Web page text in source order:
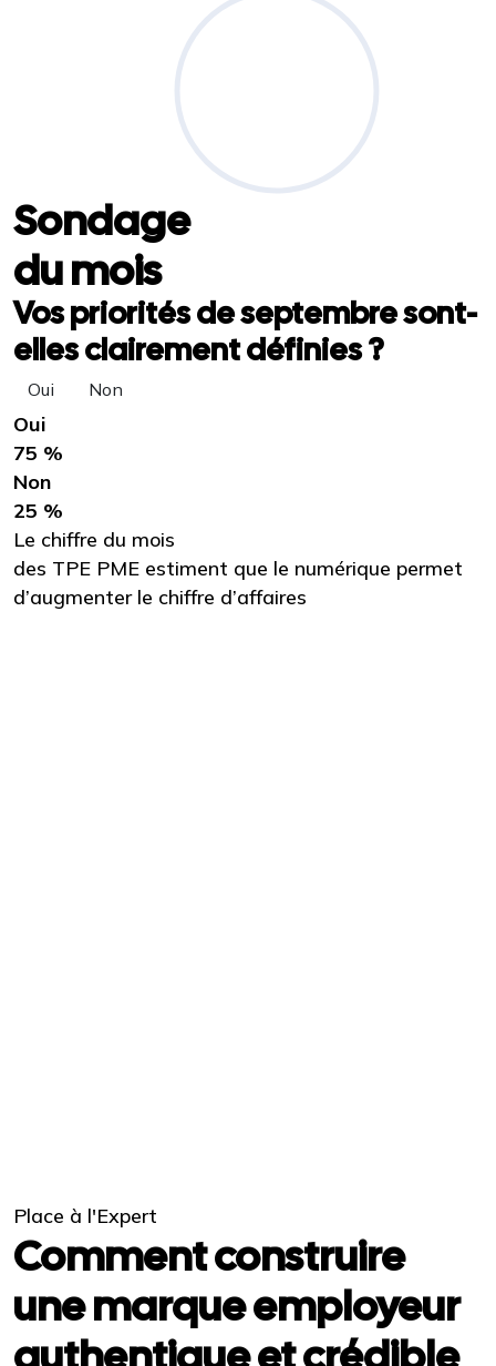
Sondage
du mois
Vos priorités de septembre sont-
elles clairement définies ?
Oui Non
Oui
75 %
Non
25 %
Le chiffre du mois
des TPE PME estiment que le numérique permet
d’augmenter le chiffre d’affaires
Place à l'Expert
Comment construire
une marque employeur